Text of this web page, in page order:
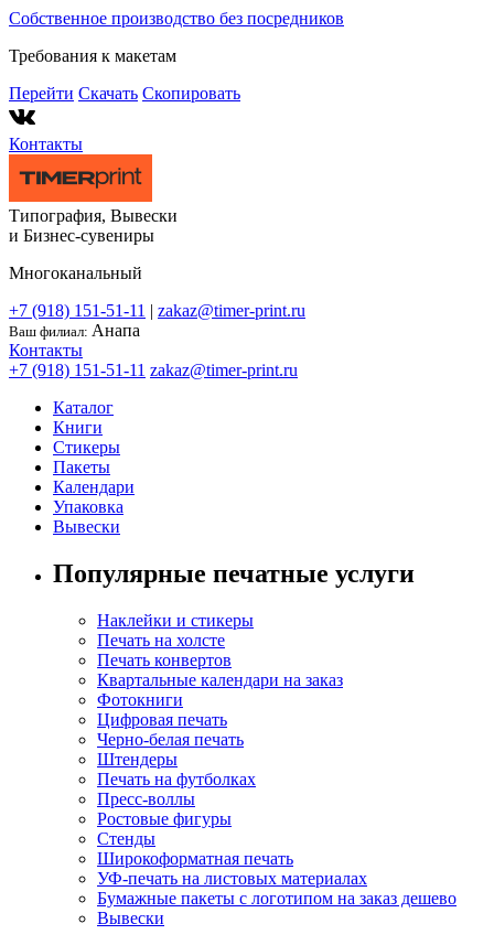
Собственное производство без посредников
Требования к макетам
Перейти Скачать Скопировать
Контакты
Типография, Вывески
и Бизнес-сувениры
Многоканальный
+7 (918) 151-51-11 | zakaz@timer-print.ru
Ваш филиал: Анапа
Контакты
+7 (918) 151-51-11 zakaz@timer-print.ru
Каталог
Книги
Стикеры
Пакеты
Календари
Упаковка
Вывески
Популярные печатные услуги
Наклейки и стикеры
Печать на холсте
Печать конвертов
Квартальные календари на заказ
Фотокниги
Цифровая печать
Черно-белая печать
Штендеры
Печать на футболках
Пресс-воллы
Ростовые фигуры
Стенды
Широкоформатная печать
УФ-печать на листовых материалах
Бумажные пакеты с логотипом на заказ дешево
Вывески